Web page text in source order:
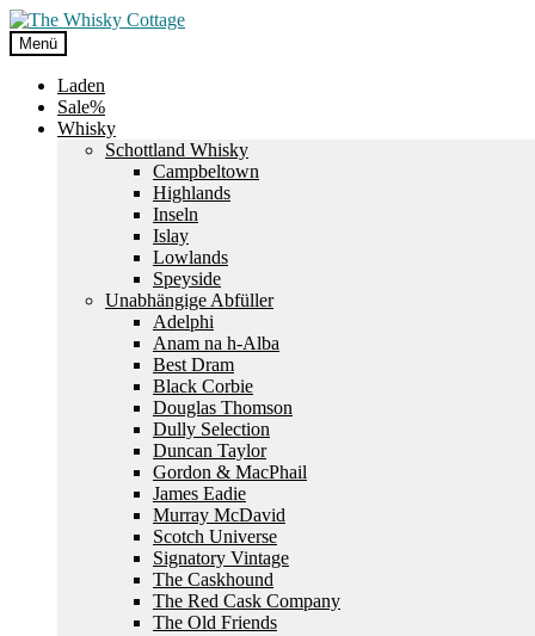
Zur
Navigation
springen
Zum
Inhalt
springen
Menü
Laden
Sale%
Whisky
Schottland Whisky
Campbeltown
Highlands
Inseln
Islay
Lowlands
Speyside
Unabhängige Abfüller
Adelphi
Anam na h-Alba
Best Dram
Black Corbie
Douglas Thomson
Dully Selection
Duncan Taylor
Gordon & MacPhail
James Eadie
Murray McDavid
Scotch Universe
Signatory Vintage
The Caskhound
The Red Cask Company
The Old Friends